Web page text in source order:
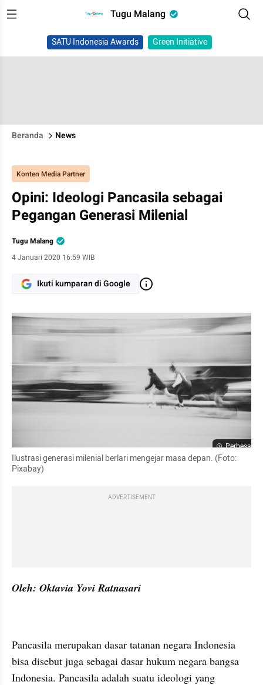
Tugu Malang
SATU Indonesia Awards Green Initiative
Beranda News
Konten Media Partner
Opini: Ideologi Pancasila sebagai
Pegangan Generasi Milenial
Tugu Malang
4 Januari 2020 16:59 WIB
Ikuti kumparan di Google
Perbesar
Ilustrasi generasi milenial berlari mengejar masa depan. (Foto:
Pixabay)
ADVERTISEMENT
Oleh: Oktavia Yovi Ratnasari
Pancasila merupakan dasar tatanan negara Indonesia
bisa disebut juga sebagai dasar hukum negara bangsa
Indonesia. Pancasila adalah suatu ideologi yang